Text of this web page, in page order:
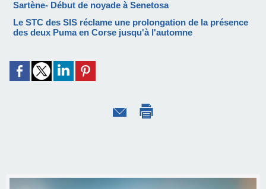
Sartène- Début de noyade à Senetosa
Le STC des SIS réclame une prolongation de la présence
des deux Puma en Corse jusqu'à l'automne